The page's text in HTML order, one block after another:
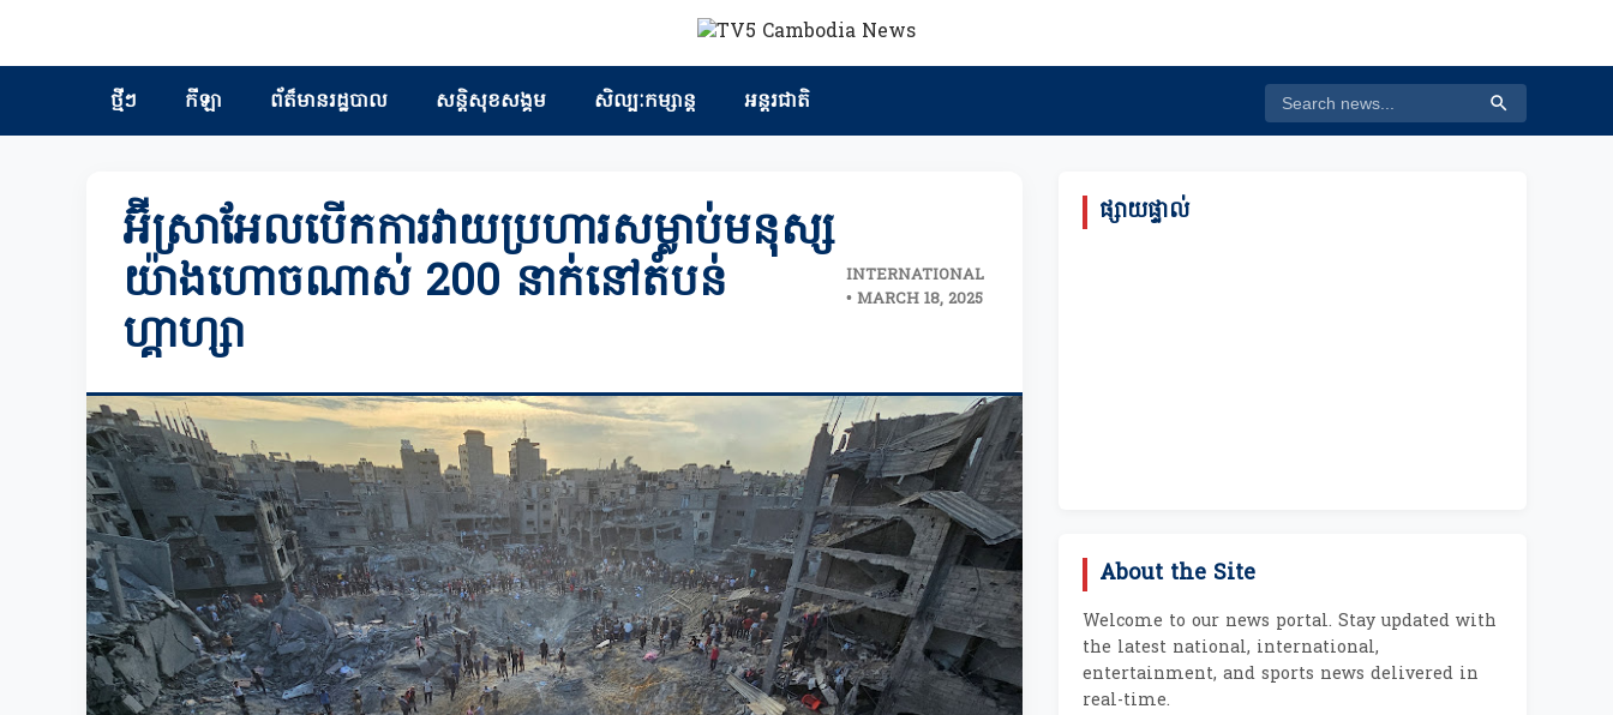
ថ្មីៗ កីឡា ព័ត៏មានរដ្ឋបាល សន្តិសុខសង្គម សិល្បៈកម្សាន្ត អន្តរជាតិ
អ៊ីស្រាអែលបើកការវាយប្រហារសម្លាប់មនុស្ស
យ៉ាងហោចណាស់ 200 នាក់នៅតំបន់
ហ្គាហ្សា
INTERNATIONAL
• MARCH 18, 2025
ផ្សាយផ្ទាល់
About the Site
Welcome to our news portal. Stay updated with
the latest national, international,
entertainment, and sports news delivered in
real-time.